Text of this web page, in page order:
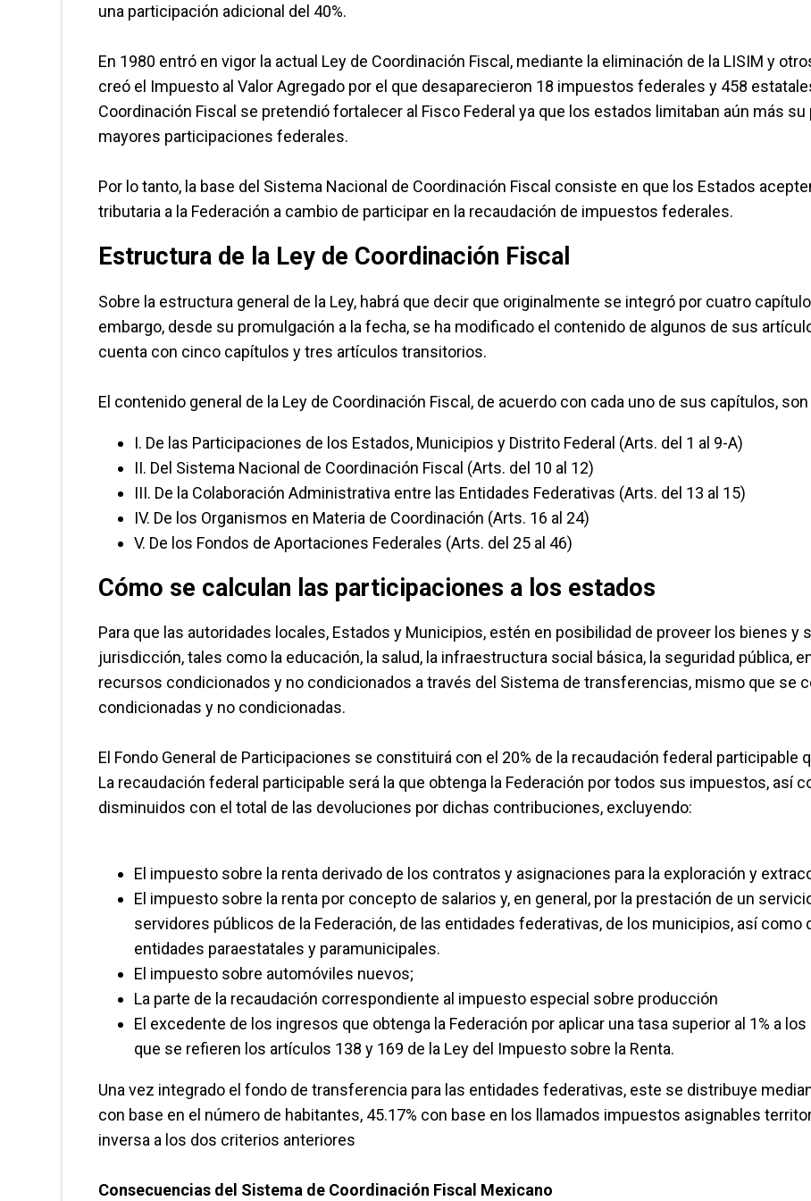
una participación adicional del 40%.
En 1980 entró en vigor la actual Ley de Coordinación Fiscal, mediante la eliminación de la LISIM y
creó el Impuesto al Valor Agregado por el que desaparecieron 18 impuestos federales y 458
Coordinación Fiscal se pretendió fortalecer al Fisco Federal ya que los estados limitaban aún más
mayores participaciones federales.
Por lo tanto, la base del Sistema Nacional de Coordinación Fiscal consiste en que los Estados
tributaria a la Federación a cambio de participar en la recaudación de impuestos federales.
Estructura de la Ley de Coordinación Fiscal
Sobre la estructura general de la Ley, habrá que decir que originalmente se integró por cuatro
embargo, desde su promulgación a la fecha, se ha modificado el contenido de algunos de sus
cuenta con cinco capítulos y tres artículos transitorios.
El contenido general de la Ley de Coordinación Fiscal, de acuerdo con cada uno de sus capítulos,
I. De las Participaciones de los Estados, Municipios y Distrito Federal (Arts. del 1 al 9-A)
II. Del Sistema Nacional de Coordinación Fiscal (Arts. del 10 al 12)
III. De la Colaboración Administrativa entre las Entidades Federativas (Arts. del 13 al 15)
IV. De los Organismos en Materia de Coordinación (Arts. 16 al 24)
V. De los Fondos de Aportaciones Federales (Arts. del 25 al 46)
Cómo se calculan las participaciones a los estados
Para que las autoridades locales, Estados y Municipios, estén en posibilidad de proveer los bienes
jurisdicción, tales como la educación, la salud, la infraestructura social básica, la seguridad pública,
recursos condicionados y no condicionados a través del Sistema de transferencias, mismo que se
condicionadas y no condicionadas.
El Fondo General de Participaciones se constituirá con el 20% de la recaudación federal participable
La recaudación federal participable será la que obtenga la Federación por todos sus impuestos, así
disminuidos con el total de las devoluciones por dichas contribuciones, excluyendo:
El impuesto sobre la renta derivado de los contratos y asignaciones para la exploración y
El impuesto sobre la renta por concepto de salarios y, en general, por la prestación de un
servidores públicos de la Federación, de las entidades federativas, de los municipios, así
entidades paraestatales y paramunicipales.
El impuesto sobre automóviles nuevos;
La parte de la recaudación correspondiente al impuesto especial sobre producción
El excedente de los ingresos que obtenga la Federación por aplicar una tasa superior al 1% a
que se refieren los artículos 138 y 169 de la Ley del Impuesto sobre la Renta.
Una vez integrado el fondo de transferencia para las entidades federativas, este se distribuye
con base en el número de habitantes, 45.17% con base en los llamados impuestos asignables
inversa a los dos criterios anteriores
Consecuencias del Sistema de Coordinación Fiscal Mexicano